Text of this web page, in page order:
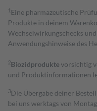
1 Eine pharmazeutische
Produkte in deinem
Wechselwirkungschecks
Anwendungshinweise des
2Biozidproduktevorsichtig
und Produktinformationen
3Die Übergabe deiner
bei uns werktags von